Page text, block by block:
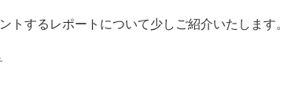
トするレポートについて少しご紹介いたします。